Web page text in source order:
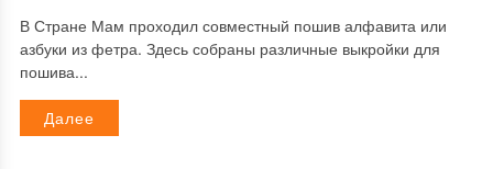
В Стране Мам проходил совместный пошив алфавита или
азбуки из фетра. Здесь собраны различные выкройки для
пошива...
Далее